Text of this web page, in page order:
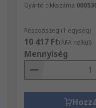
Gyártó cikkszáma
Részösszeg (1 egység)
10 417 Ft(ÁFA nélkül)
Mennyiség